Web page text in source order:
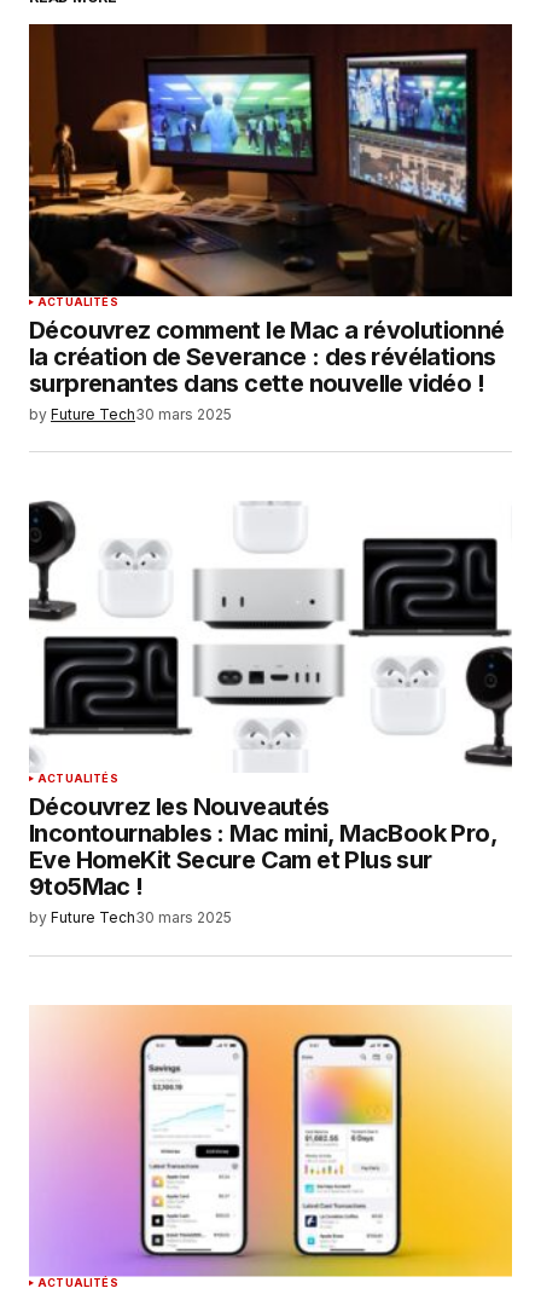
Your Name
Your E-mail*
Enregistrer mon nom, mon e-mail et mon
site dans le navigateur pour mon prochain
commentaire.
SUBMIT COMMENT
ACTUALITÉS
Découvrez comment le Mac a révolutionné
la création de Severance : des révélations
surprenantes dans cette nouvelle vidéo !
by Future Tech30 mars 2025
ACTUALITÉS
Découvrez les Nouveautés
Incontournables : Mac mini, MacBook Pro,
Eve HomeKit Secure Cam et Plus sur
9to5Mac !
by Future Tech30 mars 2025
ACTUALITÉS